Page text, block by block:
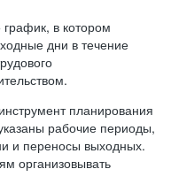
в котором
дни в течение
планирования
рабочие периоды,
и переносы выходных.
организовывать